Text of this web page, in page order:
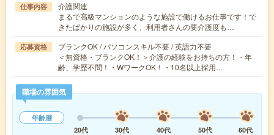
仕事内容
介護関連
まるで高級マンションのような施設で働けるお仕事です！で
きたばかりの施設が多く、利用者さんの要介護度も…
応募資格
ブランクOK / パソコンスキル不要 / 英語力不要
＜無資格・ブランクOK！＞介護の経験をお持ちの方！・年
齢、学歴不問！・WワークOK！・10名以上採用…
職場の雰囲気
年齢層
20代
30代 40代 50代
60代